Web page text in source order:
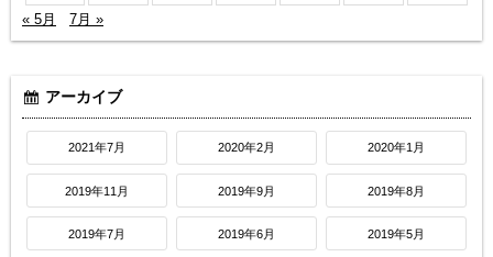
« 5月
7月 »
アーカイブ
2021年7月 2020年2月 2020年1月
2019年11月 2019年9月 2019年8月
2019年7月 2019年6月 2019年5月